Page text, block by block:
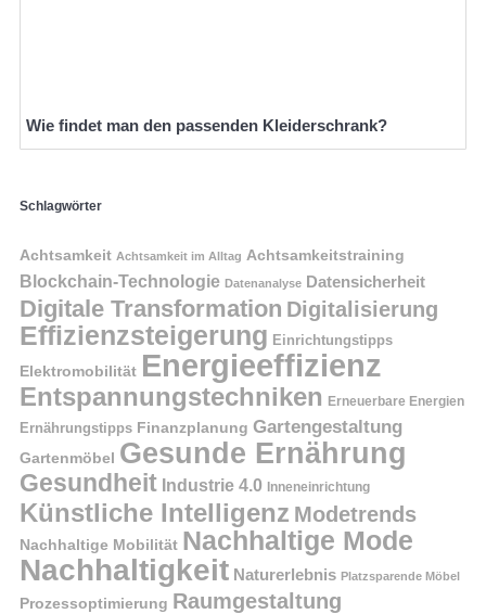
Wie findet man den passenden Kleiderschrank?
Schlagwörter
Achtsamkeit Achtsamkeit im Alltag Achtsamkeitstraining
Blockchain-Technologie Datenanalyse Datensicherheit
Digitale Transformation Digitalisierung
Effizienzsteigerung Einrichtungstipps
Elektromobilität Energieeffizienz
Entspannungstechniken Erneuerbare Energien
Ernährungstipps Finanzplanung Gartengestaltung
Gartenmöbel Gesunde Ernährung
Gesundheit Industrie 4.0 Inneneinrichtung
Künstliche Intelligenz Modetrends
Nachhaltige Mobilität Nachhaltige Mode
Nachhaltigkeit Naturerlebnis Platzsparende Möbel
Prozessoptimierung Raumgestaltung